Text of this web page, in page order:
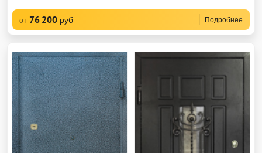
от 76 200 руб Подробнее